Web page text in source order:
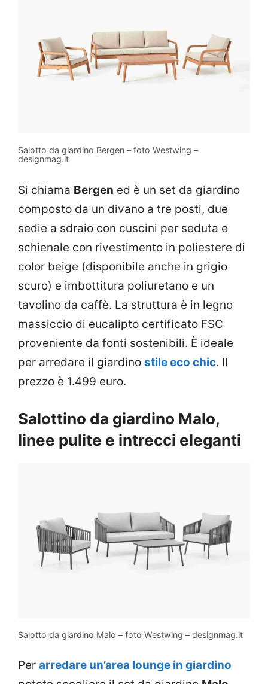
Salotto da giardino Bergen – foto Westwing –
designmag.it
Si chiama Bergen ed è un set da giardino
composto da un divano a tre posti, due
sedie a sdraio con cuscini per seduta e
schienale con rivestimento in poliestere di
color beige (disponibile anche in grigio
scuro) e imbottitura poliuretano e un
tavolino da caffè. La struttura è in legno
massiccio di eucalipto certificato FSC
proveniente da fonti sostenibili. È ideale
per arredare il giardino stile eco chic. Il
prezzo è 1.499 euro.
Salottino da giardino Malo,
linee pulite e intrecci eleganti
Salotto da giardino Malo – foto Westwing – designmag.it
Per arredare un’area lounge in giardino